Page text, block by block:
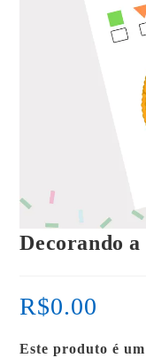
Decorando
R$0.00
Este produto é